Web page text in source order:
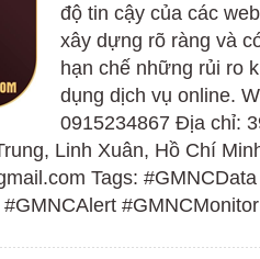
độ tin cậy của các
xây dựng rõ ràng và
hạn chế những rủi ro
dụng dịch vụ online.
0915234867 Địa chỉ:
Linh Xuân, Hồ Chí
Tags: